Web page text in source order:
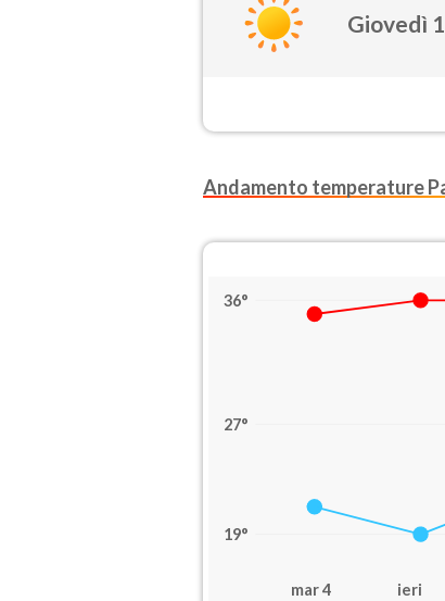
Giovedì
Andamento temperature
36°
27°
19°
mar 4 ieri